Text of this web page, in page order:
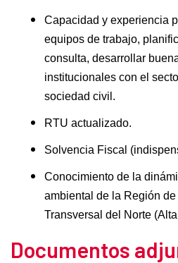
Capacidad y experiencia
equipos de trabajo,
consulta, desarrollar
institucionales con el
sociedad civil.
RTU actualizado.
Solvencia Fiscal
Conocimiento de la
ambiental de la Región
Transversal del Norte
Documentos